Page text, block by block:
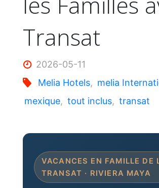
Transat
2026-05-11
Melia Hotels, melia
mexique, tout inclus, transat
VACANCES EN FAMILLE DE
TRANSAT · RIVIERA MAYA